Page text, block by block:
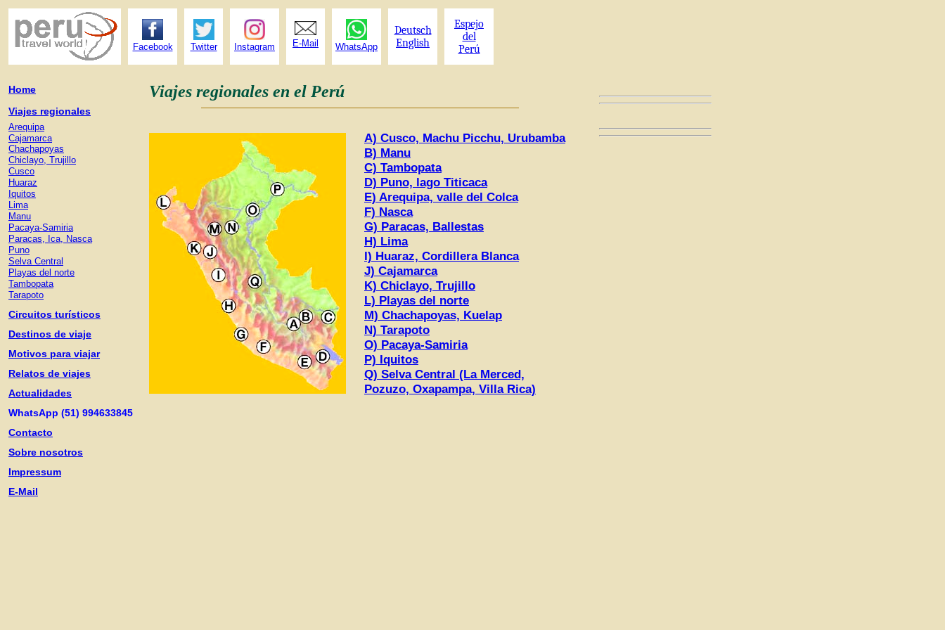
Home
Viajes regionales
Arequipa
Cajamarca
Chachapoyas
Chiclayo, Trujillo
Cusco
Huaraz
Iquitos
Lima
Manu
Pacaya-Samiria
Paracas, Ica, Nasca
Puno
Selva Central
Playas del norte
Tambopata
Tarapoto
Circuitos turísticos
Destinos de viaje
Motivos para viajar
Relatos de viajes
Actualidades
WhatsApp (51) 994633845
Contacto
Sobre nosotros
Impressum
E-Mail
Facebook Twitter Instagram E-Mail WhatsApp
Deutsch
English
Espejo
del
Perú
Viajes regionales en el Perú
A) Cusco, Machu Picchu, Urubamba
B) Manu
C) Tambopata
D) Puno, lago Titicaca
E) Arequipa, valle del Colca
F) Nasca
G) Paracas, Ballestas
H) Lima
I) Huaraz, Cordillera Blanca
J) Cajamarca
K) Chiclayo, Trujillo
L) Playas del norte
M) Chachapoyas, Kuelap
N) Tarapoto
O) Pacaya-Samiria
P) Iquitos
Q) Selva Central (La Merced,
Pozuzo, Oxapampa, Villa Rica)